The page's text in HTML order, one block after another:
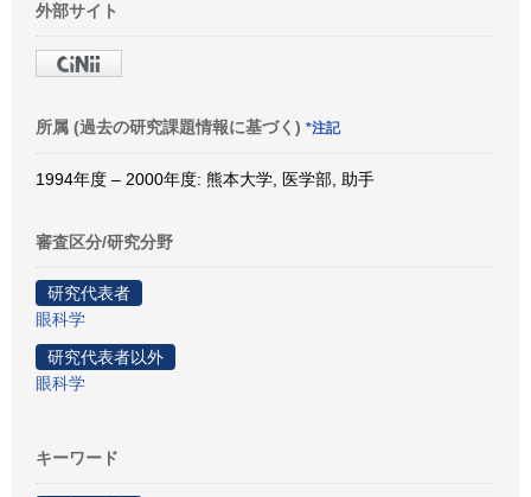
外部サイト
所属 (過去の研究課題情報に基づく) *注記
1994年度 – 2000年度: 熊本大学, 医学部, 助手
審査区分/研究分野
研究代表者
眼科学
研究代表者以外
眼科学
キーワード